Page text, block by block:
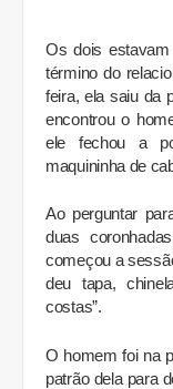
Os dois
término do
feira, ela saiu da
encontrou o
ele fechou a
maquininha de
Ao perguntar
duas
começou a
deu tapa,
costas”.
O homem foi na
patrão dela para